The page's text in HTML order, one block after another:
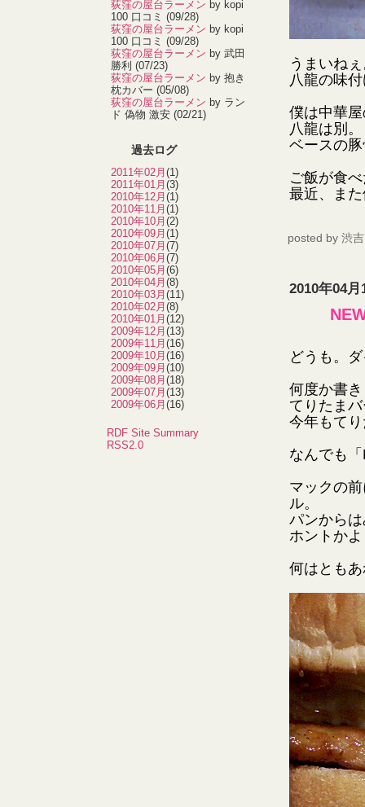
荻窪の屋台ラーメン by kopi
100 口コミ (09/28)
荻窪の屋台ラーメン by kopi
100 口コミ (09/28)
荻窪の屋台ラーメン by 武田
勝利 (07/23)
荻窪の屋台ラーメン by 抱き
枕カバー (05/08)
荻窪の屋台ラーメン by ラン
ド 偽物 激安 (02/21)
過去ログ
2011年02月 (1)
2011年01月 (3)
2010年12月 (1)
2010年11月 (1)
2010年10月 (2)
2010年09月 (1)
2010年07月 (7)
2010年06月 (7)
2010年05月 (6)
2010年04月 (8)
2010年03月 (11)
2010年02月 (8)
2010年01月 (12)
2009年12月 (13)
2009年11月 (16)
2009年10月 (16)
2009年09月 (10)
2009年08月 (18)
2009年07月 (13)
2009年06月 (16)
RDF Site Summary
RSS2.0
うまいね
八龍の味
僕は中華
八龍は別。
ベースの
ご飯が食
最近、ま
posted by 渋吉
2010年04月
どうも。
何度か書
てりたま
今年もて
なんでも
マックの
ル。
パンから
ホントか
何はとも